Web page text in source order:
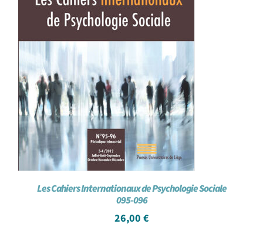
Les Cahiers Internationaux de Psychologie Sociale
095-096
26,00 €